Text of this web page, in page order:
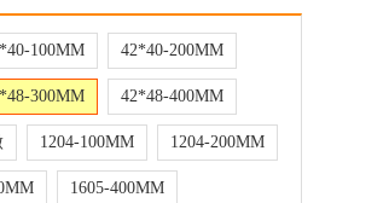
100MM 42*40-200MM
300MM 42*48-400MM
1204-100MM 1204-200MM
1605-400MM